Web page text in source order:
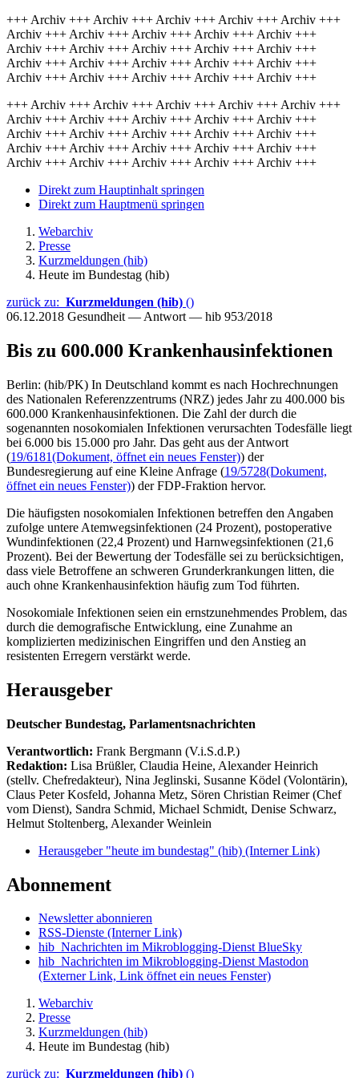
+++ Archiv +++ Archiv +++ Archiv +++ Archiv +++ Archiv +++
Archiv +++ Archiv +++ Archiv +++ Archiv +++ Archiv +++
Archiv +++ Archiv +++ Archiv +++ Archiv +++ Archiv +++
Archiv +++ Archiv +++ Archiv +++ Archiv +++ Archiv +++
Archiv +++ Archiv +++ Archiv +++ Archiv +++ Archiv +++
+++ Archiv +++ Archiv +++ Archiv +++ Archiv +++ Archiv +++
Archiv +++ Archiv +++ Archiv +++ Archiv +++ Archiv +++
Archiv +++ Archiv +++ Archiv +++ Archiv +++ Archiv +++
Archiv +++ Archiv +++ Archiv +++ Archiv +++ Archiv +++
Archiv +++ Archiv +++ Archiv +++ Archiv +++ Archiv +++
Direkt zum Hauptinhalt springen
Direkt zum Hauptmenü springen
Webarchiv
Presse
Kurzmeldungen (hib)
Heute im Bundestag (hib)
zurück zu: Kurzmeldungen (hib) ()
06.12.2018 Gesundheit — Antwort — hib 953/2018
Bis zu 600.000 Krankenhausinfektionen
Berlin: (hib/PK) In Deutschland kommt es nach Hochrechnungen
des Nationalen Referenzzentrums (NRZ) jedes Jahr zu 400.000 bis
600.000 Krankenhausinfektionen. Die Zahl der durch die
sogenannten nosokomialen Infektionen verursachten Todesfälle liegt
bei 6.000 bis 15.000 pro Jahr. Das geht aus der Antwort
(19/6181(Dokument, öffnet ein neues Fenster)) der
Bundesregierung auf eine Kleine Anfrage (19/5728(Dokument,
öffnet ein neues Fenster)) der FDP-Fraktion hervor.
Die häufigsten nosokomialen Infektionen betreffen den Angaben
zufolge untere Atemwegsinfektionen (24 Prozent), postoperative
Wundinfektionen (22,4 Prozent) und Harnwegsinfektionen (21,6
Prozent). Bei der Bewertung der Todesfälle sei zu berücksichtigen,
dass viele Betroffene an schweren Grunderkrankungen litten, die
auch ohne Krankenhausinfektion häufig zum Tod führten.
Nosokomiale Infektionen seien ein ernstzunehmendes Problem, das
durch die demografische Entwicklung, eine Zunahme an
komplizierten medizinischen Eingriffen und den Anstieg an
resistenten Erregern verstärkt werde.
Herausgeber
Deutscher Bundestag, Parlamentsnachrichten
Verantwortlich: Frank Bergmann (V.i.S.d.P.)
Redaktion: Lisa Brüßler, Claudia Heine, Alexander Heinrich
(stellv. Chefredakteur), Nina Jeglinski, Susanne Ködel (Volontärin),
Claus Peter Kosfeld, Johanna Metz, Sören Christian Reimer (Chef
vom Dienst), Sandra Schmid, Michael Schmidt, Denise Schwarz,
Helmut Stoltenberg, Alexander Weinlein
Herausgeber "heute im bundestag" (hib) (Interner Link)
Abonnement
Newsletter abonnieren
RSS-Dienste (Interner Link)
hib_Nachrichten im Mikroblogging-Dienst BlueSky
hib_Nachrichten im Mikroblogging-Dienst Mastodon
(Externer Link, Link öffnet ein neues Fenster)
Webarchiv
Presse
Kurzmeldungen (hib)
Heute im Bundestag (hib)
zurück zu: Kurzmeldungen (hib) ()